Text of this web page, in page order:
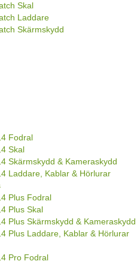
Skal
Laddare
Skärmskydd
Fodral
Skal
Skärmskydd & Kameraskydd
Laddare, Kablar & Hörlurar
Plus Fodral
Plus Skal
Plus Skärmskydd & Kameraskydd
Plus Laddare, Kablar & Hörlurar
Pro Fodral